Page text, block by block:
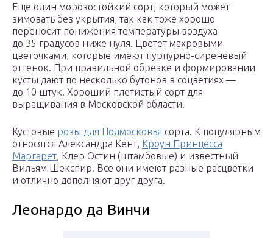
Еще один морозостойкий сорт, который может
зимовать без укрытия, так как тоже хорошо
переносит понижения температуры воздуха
до 35 градусов ниже нуля. Цветет махровыми
цветочками, которые имеют пурпурно-сиреневый
оттенок. При правильной обрезке и формировании
кусты дают по несколько бутонов в соцветиях —
до 10 штук. Хороший плетистый сорт для
выращивания в Московской области.
Кустовые розы для Подмосковья сорта. К популярным
относятся Александра Кент, Кроун Принцесса
Маргарет, Клер Остин (штамбовые) и известный
Вильям Шекспир. Все они имеют разные расцветки
и отлично дополняют друг друга.
Леонардо да Винчи